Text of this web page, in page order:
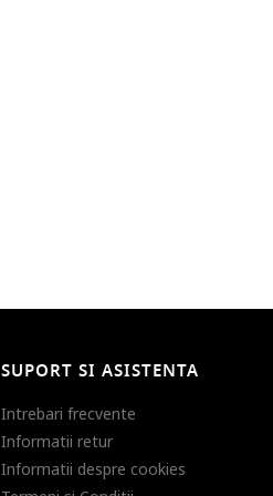
SUPORT SI ASISTENTA
Intrebari frecvente
Informatii retur
Informatii despre cookies